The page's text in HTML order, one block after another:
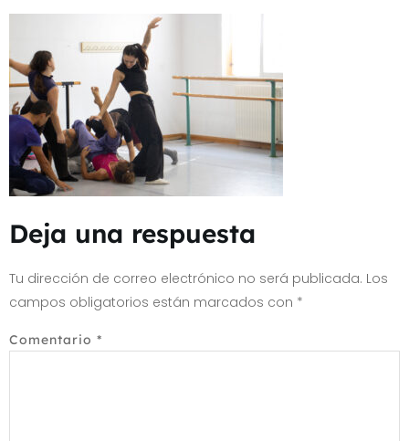
Deja una respuesta
Tu dirección de correo electrónico no será publicada. Los
campos obligatorios están marcados con *
Comentario *